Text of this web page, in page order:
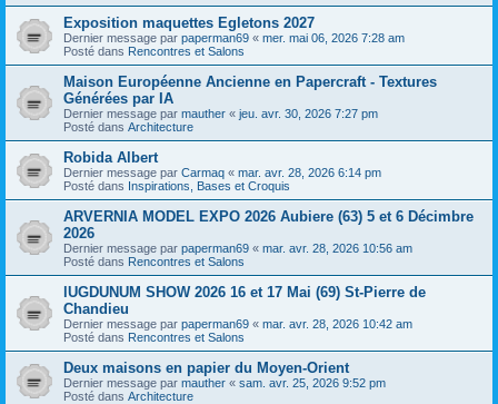
Exposition maquettes Egletons 2027
Dernier message par paperman69 « mer. mai 06, 2026 7:28 am
Posté dans Rencontres et Salons
Maison Européenne Ancienne en Papercraft - Textures
Générées par IA
Dernier message par mauther « jeu. avr. 30, 2026 7:27 pm
Posté dans Architecture
Robida Albert
Dernier message par Carmaq « mar. avr. 28, 2026 6:14 pm
Posté dans Inspirations, Bases et Croquis
ARVERNIA MODEL EXPO 2026 Aubiere (63) 5 et 6 Décimbre
2026
Dernier message par paperman69 « mar. avr. 28, 2026 10:56 am
Posté dans Rencontres et Salons
lUGDUNUM SHOW 2026 16 et 17 Mai (69) St-Pierre de
Chandieu
Dernier message par paperman69 « mar. avr. 28, 2026 10:42 am
Posté dans Rencontres et Salons
Deux maisons en papier du Moyen-Orient
Dernier message par mauther « sam. avr. 25, 2026 9:52 pm
Posté dans Architecture